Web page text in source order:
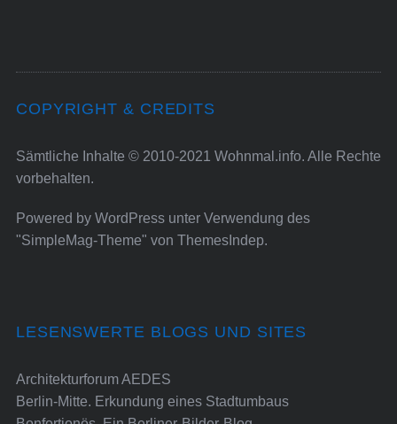
COPYRIGHT & CREDITS
Sämtliche Inhalte © 2010-2021 Wohnmal.info. Alle Rechte
vorbehalten.
Powered by WordPressunter Verwendung des
"SimpleMag-Theme" von ThemesIndep.
LESENSWERTE BLOGS UND SITES
Architekturforum AEDES
Berlin-Mitte. Erkundung eines Stadtumbaus